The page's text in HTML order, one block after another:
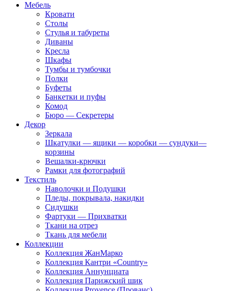
Мебель
Кровати
Столы
Стулья и табуреты
Диваны
Кресла
Шкафы
Тумбы и тумбочки
Полки
Буфеты
Банкетки и пуфы
Комод
Бюро — Секретеры
Декор
Зеркала
Шкатулки — ящики — коробки — сундуки—
корзины
Вешалки-крючки
Рамки для фотографий
Текстиль
Наволочки и Подушки
Пледы, покрывала, накидки
Сидушки
Фартуки — Прихватки
Ткани на отрез
Ткань для мебели
Коллекции
Коллекция ЖанМарко
Коллекция Кантри «Country»
Коллекция Аннунциата
Коллекция Парижский шик